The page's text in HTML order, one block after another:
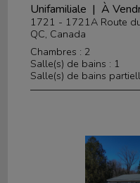
Unifamiliale | À
1721 - 1721A Route
QC, Canada
Chambres : 2
Salle(s) de bains : 1
Salle(s) de bains